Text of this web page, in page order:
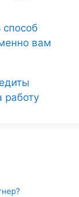
способ
вам
работу